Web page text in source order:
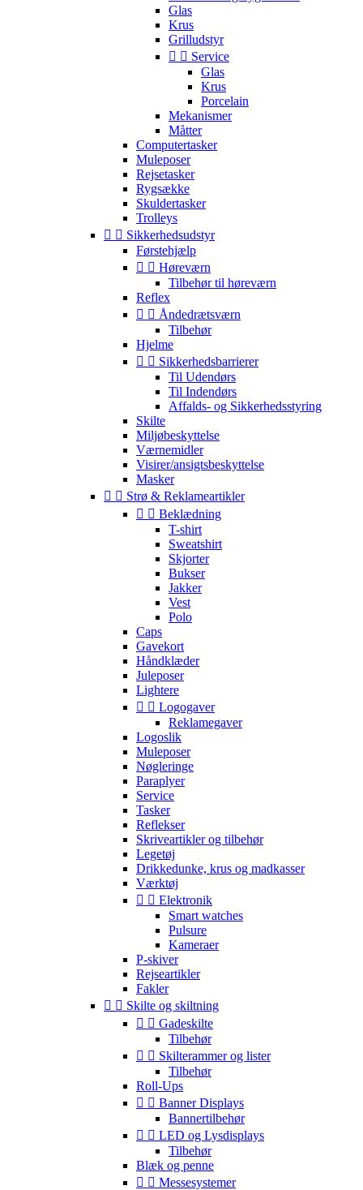
Glas
Krus
Grilludstyr
  Service
Glas
Krus
Porcelain
Mekanismer
Måtter
Computertasker
Muleposer
Rejsetasker
Rygsække
Skuldertasker
Trolleys
  Sikkerhedsudstyr
Førstehjælp
  Høreværn
Tilbehør til høreværn
Reflex
  Åndedrætsværn
Tilbehør
Hjelme
  Sikkerhedsbarrierer
Til Udendørs
Til Indendørs
Affalds- og Sikkerhedsstyring
Skilte
Miljøbeskyttelse
Værnemidler
Visirer/ansigtsbeskyttelse
Masker
  Strø & Reklameartikler
  Beklædning
T-shirt
Sweatshirt
Skjorter
Bukser
Jakker
Vest
Polo
Caps
Gavekort
Håndklæder
Juleposer
Lightere
  Logogaver
Reklamegaver
Logoslik
Muleposer
Nøgleringe
Paraplyer
Service
Tasker
Reflekser
Skriveartikler og tilbehør
Legetøj
Drikkedunke, krus og madkasser
Værktøj
  Elektronik
Smart watches
Pulsure
Kameraer
P-skiver
Rejseartikler
Fakler
  Skilte og skiltning
  Gadeskilte
Tilbehør
  Skilterammer og lister
Tilbehør
Roll-Ups
  Banner Displays
Bannertilbehør
  LED og Lysdisplays
Tilbehør
Blæk og penne
  Messesystemer